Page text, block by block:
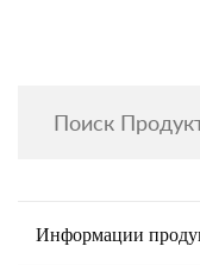
Информации